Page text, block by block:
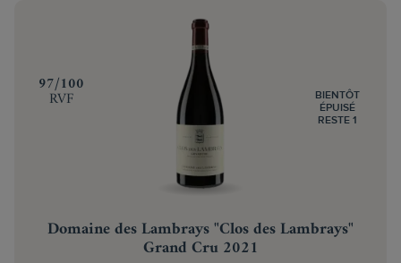
‍97/100
RVF
Domaine des Lambrays "Clos des Lambrays"
Grand Cru 2021
BIENTÔT
ÉPUISÉ
RESTE 1